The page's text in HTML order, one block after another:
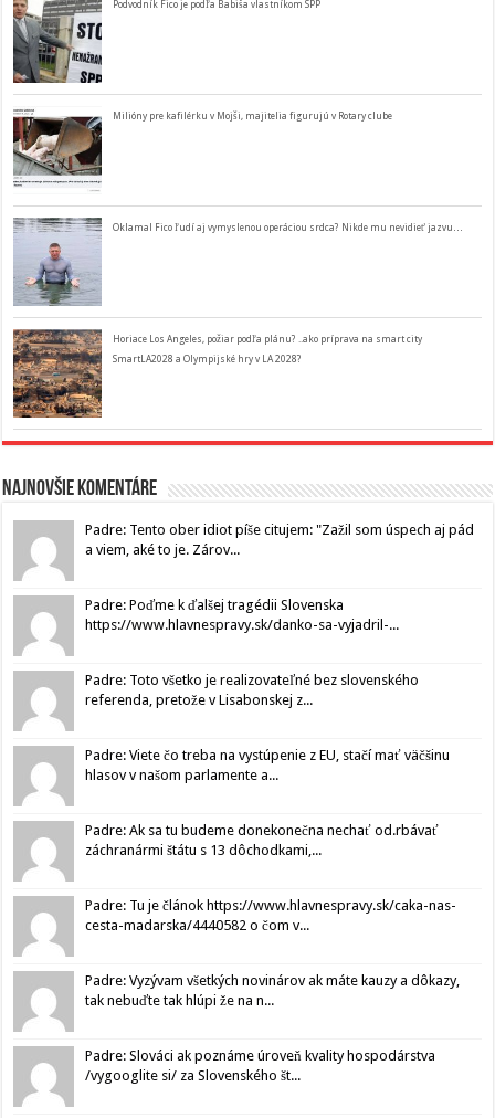
Podvodník Fico je podľa Babiša vlastníkom SPP
Milióny pre kafilérku v Mojši, majitelia figurujú v Rotary clube
Oklamal Fico ľudí aj vymyslenou operáciou srdca? Nikde mu nevidieť jazvu…
Horiace Los Angeles, požiar podľa plánu? ..ako príprava na smart city
SmartLA2028 a Olympijské hry v LA 2028?
Najnovšie komentáre
Padre: Tento ober idiot píše citujem: "Zažil som úspech aj pád
a viem, aké to je. Zárov...
Padre: Poďme k ďalšej tragédii Slovenska
https://www.hlavnespravy.sk/danko-sa-vyjadril-...
Padre: Toto všetko je realizovateľné bez slovenského
referenda, pretože v Lisabonskej z...
Padre: Viete čo treba na vystúpenie z EU, stačí mať väčšinu
hlasov v našom parlamente a...
Padre: Ak sa tu budeme donekonečna nechať od.rbávať
záchranármi štátu s 13 dôchodkami,...
Padre: Tu je článok https://www.hlavnespravy.sk/caka-nas-
cesta-madarska/4440582 o čom v...
Padre: Vyzývam všetkých novinárov ak máte kauzy a dôkazy,
tak nebuďte tak hlúpi že na n...
Padre: Slováci ak poznáme úroveň kvality hospodárstva
/vygooglite si/ za Slovenského št...